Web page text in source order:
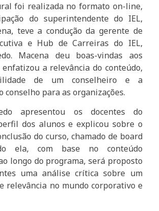
foi realizada no formato on-line,
do superintendente do IEL,
teve a condução da gerente de
e Hub de Carreiras do IEL,
Macena deu boas-vindas aos
a relevância do conteúdo,
de um conselheiro e a
conselho para as organizações.
apresentou os docentes do
dos alunos e explicou sobre o
do curso, chamado de board
ela, com base no conteúdo
longo do programa, será proposto
uma análise crítica sobre um
relevância no mundo corporativo e